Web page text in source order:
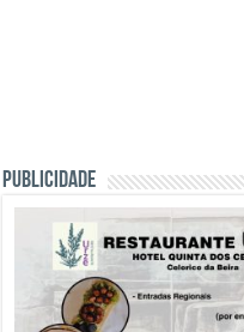
PUBLICIDADE